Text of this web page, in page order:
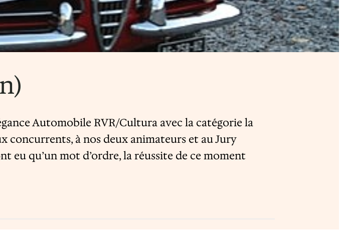
Automobile RVR/Cultura avec la catégorie la
concurrents, à nos deux animateurs et au Jury
eu qu’un mot d’ordre, la réussite de ce moment